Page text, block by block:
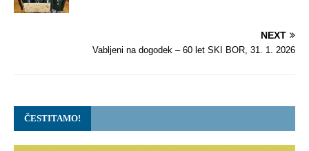
NEXT
Vabljeni na dogodek – 60 let SKI BOR, 31. 1. 2026
ČESTITAMO!